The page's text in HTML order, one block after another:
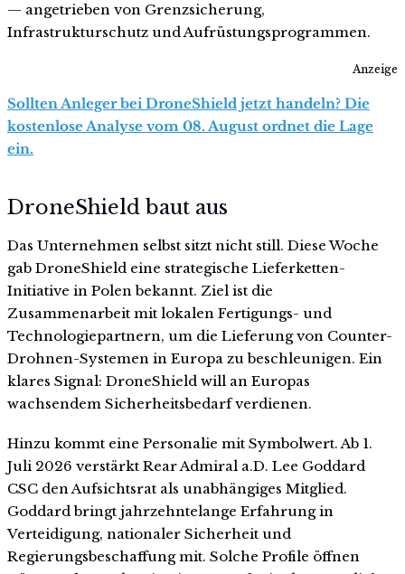
— angetrieben von Grenzsicherung,
Infrastrukturschutz und Aufrüstungsprogrammen.
Anzeige
Sollten Anleger bei DroneShield jetzt handeln? Die
kostenlose Analyse vom 08. August ordnet die Lage
ein.
DroneShield baut aus
Das Unternehmen selbst sitzt nicht still. Diese Woche
gab DroneShield eine strategische Lieferketten-
Initiative in Polen bekannt. Ziel ist die
Zusammenarbeit mit lokalen Fertigungs- und
Technologiepartnern, um die Lieferung von Counter-
Drohnen-Systemen in Europa zu beschleunigen. Ein
klares Signal: DroneShield will an Europas
wachsendem Sicherheitsbedarf verdienen.
Hinzu kommt eine Personalie mit Symbolwert. Ab 1.
Juli 2026 verstärkt Rear Admiral a.D. Lee Goddard
CSC den Aufsichtsrat als unabhängiges Mitglied.
Goddard bringt jahrzehntelange Erfahrung in
Verteidigung, nationaler Sicherheit und
Regierungsbeschaffung mit. Solche Profile öffnen